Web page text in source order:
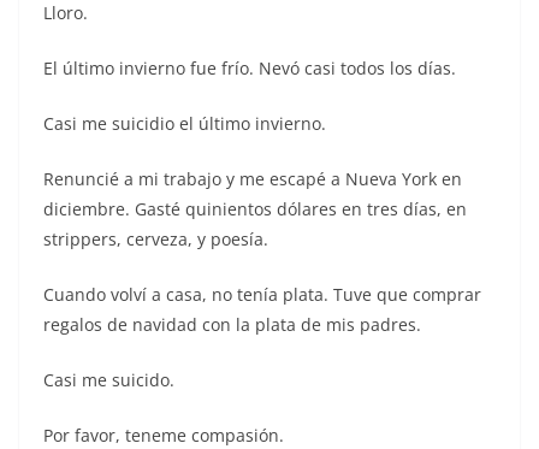
Lloro.
El último invierno fue frío. Nevó casi todos los días.
Casi me suicidio el último invierno.
Renuncié a mi trabajo y me escapé a Nueva York en
diciembre. Gasté quinientos dólares en tres días, en
strippers, cerveza, y poesía.
Cuando volví a casa, no tenía plata. Tuve que comprar
regalos de navidad con la plata de mis padres.
Casi me suicido.
Por favor, teneme compasión.